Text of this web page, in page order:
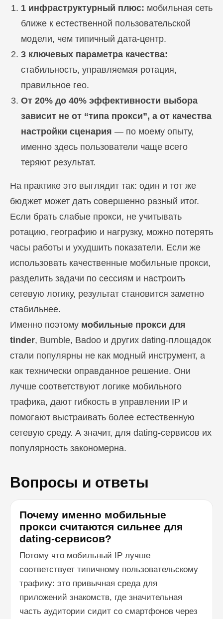
1 инфраструктурный плюс: мобильная сеть
ближе к естественной пользовательской
модели, чем типичный дата-центр.
3 ключевых параметра качества:
стабильность, управляемая ротация,
правильное гео.
От 20% до 40% эффективности выбора
зависит не от “типа прокси”, а от качества
настройки сценария — по моему опыту,
именно здесь пользователи чаще всего
теряют результат.
На практике это выглядит так: один и тот же
бюджет может дать совершенно разный итог.
Если брать слабые прокси, не учитывать
ротацию, географию и нагрузку, можно потерять
часы работы и ухудшить показатели. Если же
использовать качественные мобильные прокси,
разделить задачи по сессиям и настроить
сетевую логику, результат становится заметно
стабильнее.
Именно поэтому мобильные прокси для
tinder, Bumble, Badoo и других dating-площадок
стали популярны не как модный инструмент, а
как технически оправданное решение. Они
лучше соответствуют логике мобильного
трафика, дают гибкость в управлении IP и
помогают выстраивать более естественную
сетевую среду. А значит, для dating-сервисов их
популярность закономерна.
Вопросы и ответы
Почему именно мобильные
прокси считаются сильнее для
dating-сервисов?
Потому что мобильный IP лучше
соответствует типичному пользовательскому
трафику: это привычная среда для
приложений знакомств, где значительная
часть аудитории сидит со смартфонов через